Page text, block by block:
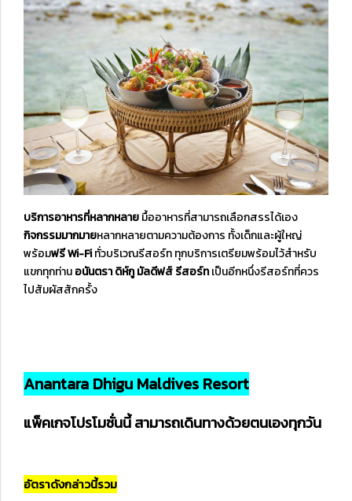
บริการอาหารที่หลากหลายมื้ออาหารที่สามารถเลือกสรรได้เอง
กิจกรรมมากมายหลากหลายตามความต้องการ ทั้งเด็กและผู้ใหญ่
พร้อมฟรี Wi-Fiทั่วบริเวณรีสอร์ท ทุกบริการเตรียมพร้อมไว้สำหรับ
แขกทุกท่านอนันตรา ดิห์กู มัลดีฟส์ รีสอร์ทเป็นอีกหนึ่งรีสอร์ทที่ควร
ไปสัมผัสสักครั้ง
Anantara Dhigu Maldives Resort
แพ็คเกจโปรโมชั่นนี้ สามารถเดินทางด้วยตนเองทุกวัน
อัตราดังกล่าวนี้รวม